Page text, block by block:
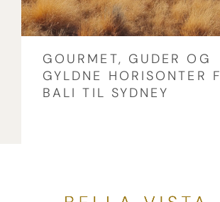
GOURMET, GUDER OG
GYLDNE HORISONTER
BALI TIL SYDNEY